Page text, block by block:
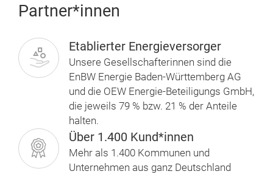
Partner*innen
Etablierter Energieversorger
Unsere Gesellschafterinnen sind die
EnBW Energie Baden-Württemberg AG
und die OEW Energie-Beteiligungs GmbH,
die jeweils 79 % bzw. 21 % der Anteile
halten.
Über 1.400 Kund*innen
Mehr als 1.400 Kommunen und
Unternehmen aus ganz Deutschland